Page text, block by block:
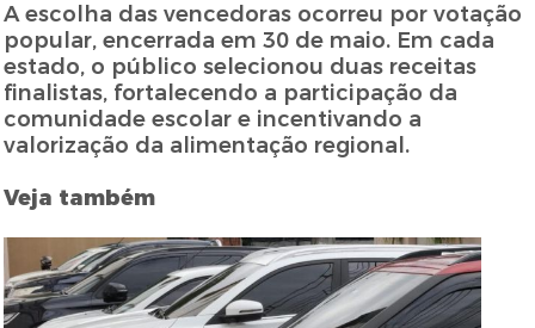
A escolha das vencedoras ocorreu por votação
popular, encerrada em 30 de maio. Em cada
estado, o público selecionou duas receitas
finalistas, fortalecendo a participação da
comunidade escolar e incentivando a
valorização da alimentação regional.
Veja também